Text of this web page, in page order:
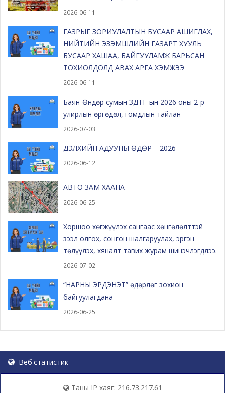
2026-06-11
ГАЗРЫГ ЗОРИУЛАЛТЫН БУСААР АШИГЛАХ,
НИЙТИЙН ЭЗЭМШЛИЙН ГАЗАРТ ХУУЛЬ
БУСААР ХАШАА, БАЙГУУЛАМЖ БАРЬСАН
ТОХИОЛДОЛД АВАХ АРГА ХЭМЖЭЭ
2026-06-11
Баян-Өндөр сумын ЗДТГ-ын 2026 оны 2-р
улирлын өргөдөл, гомдлын тайлан
2026-07-03
ДЭЛХИЙН АДУУНЫ ӨДӨР – 2026
2026-06-12
АВТО ЗАМ ХААНА
2026-06-25
Хоршоо хөгжүүлэх сангаас хөнгөлөлттэй
зээл олгох, сонгон шалгаруулах, эргэн
төлүүлэх, хяналт тавих журам шинэчлэгдлээ.
2026-07-02
“НАРНЫ ЭРДЭНЭТ” өдөрлөг зохион
байгуулагдана
2026-06-25
Веб статистик
Таны IP хаяг: 216.73.217.61